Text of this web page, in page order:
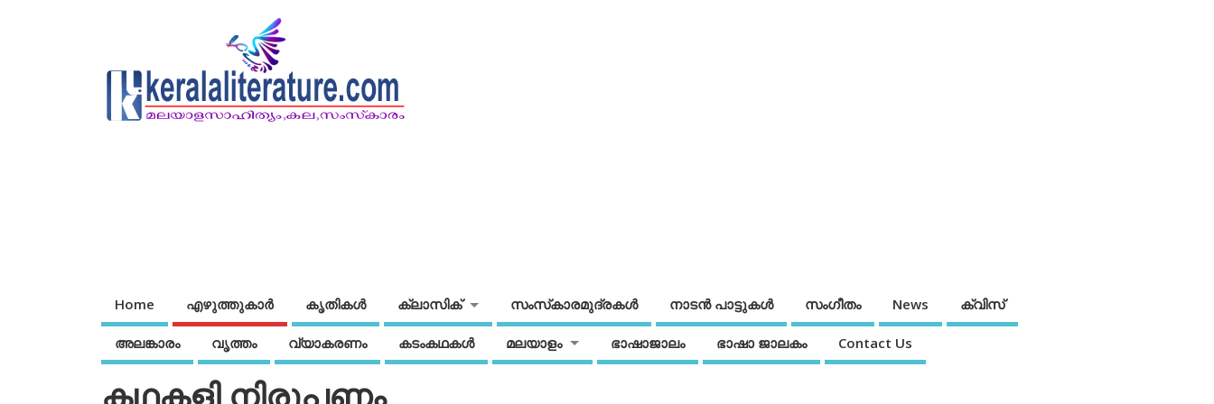
Home എഴുത്തുകാര്‍ കൃതികൾ ക്ലാസിക് സംസ്‌കാരമുദ്രകള്‍ നാടന്‍ പാട്ടുകള്‍ സംഗീതം News ക്വിസ്
അലങ്കാരം വൃത്തം വ്യാകരണം കടംകഥകള്‍ മലയാളം ഭാഷാജാലം ഭാഷാ ജാലകം Contact Us